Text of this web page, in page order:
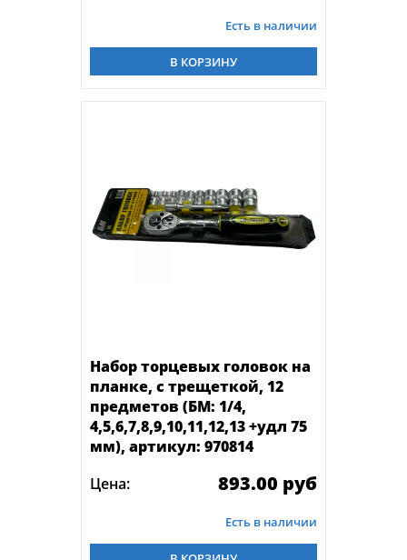
Есть в наличии
В КОРЗИНУ
Набор торцевых головок на
планке, с трещеткой, 12
предметов (БМ: 1/4,
4,5,6,7,8,9,10,11,12,13 +удл 75
мм), артикул: 970814
Цена:
893.00 руб
Есть в наличии